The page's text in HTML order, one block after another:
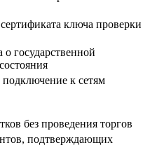
ключа проверки
о государственной
к сетям
без проведения торгов
подтверждающих